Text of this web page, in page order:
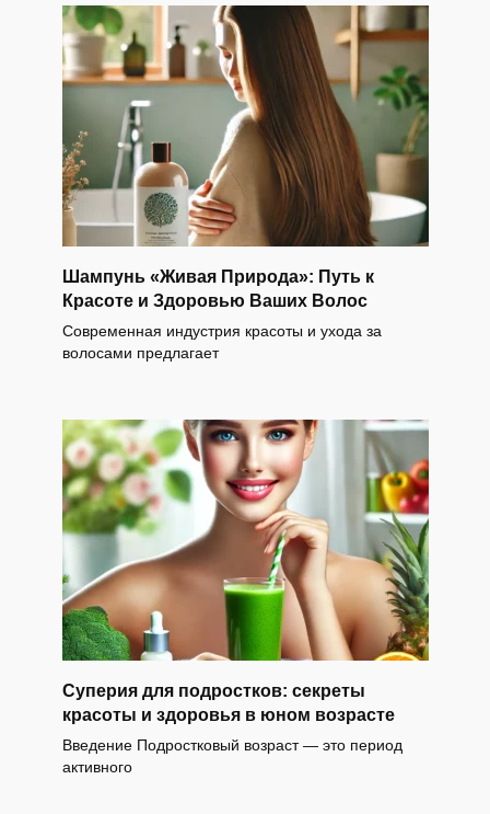
Шампунь «Живая Природа»: Путь к
Красоте и Здоровью Ваших Волос
Современная индустрия красоты и ухода за
волосами предлагает
Суперия для подростков: секреты
красоты и здоровья в юном возрасте
Введение Подростковый возраст — это период
активного